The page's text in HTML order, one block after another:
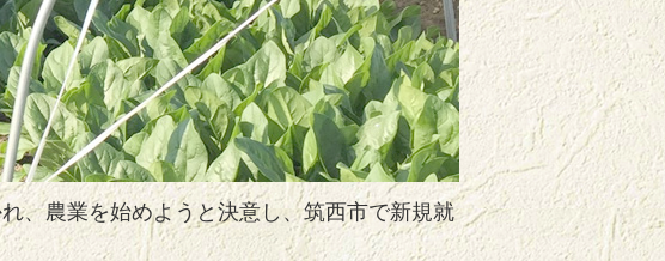
、農業を始めようと決意し、筑西市で新規就